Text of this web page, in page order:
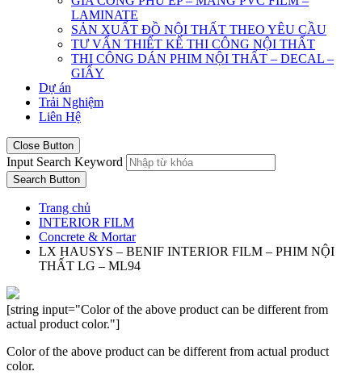
LAMINATE
SẢN XUẤT ĐỒ NỘI THẤT THEO YÊU CẦU
TƯ VẤN THIẾT KẾ THI CÔNG NỘI THẤT
THI CÔNG DÁN PHIM NỘI THẤT – DECAL –
GIẤY
Dự án
Trải Nghiệm
Liên Hệ
Close Button
Input Search Keyword
Search Button
Trang chủ
INTERIOR FILM
Concrete & Mortar
LX HAUSYS – BENIF INTERIOR FILM – PHIM NỘI
THẤT LG – ML94
[string input="Color of the above product can be different from
actual product color."]
Color of the above product can be different from actual product
color.